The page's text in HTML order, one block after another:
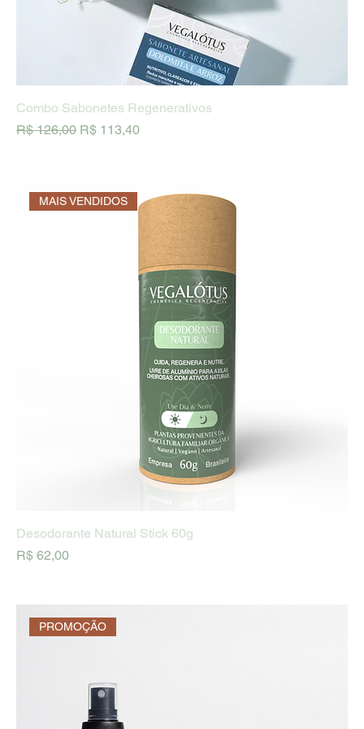
Combo Sabonetes Regenerativos
Preço normal
R$ 126,00 Preço promocional
R$ 113,40
MAIS VENDIDOS
Desodorante Natural Stick 60g
Preço
R$ 62,00
PROMOÇÃO